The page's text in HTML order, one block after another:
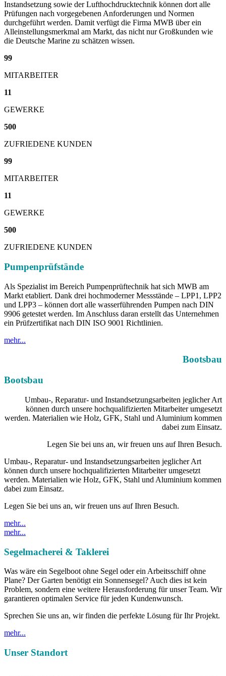
Instandsetzung sowie der Lufthochdrucktechnik können dort alle
Prüfungen nach vorgegebenen Anforderungen und Normen
durchgeführt werden. Damit verfügt die Firma MWB über ein
Alleinstellungsmerkmal am Markt, das nicht nur Großkunden wie
die Deutsche Marine zu schätzen wissen.
99
MITARBEITER
11
GEWERKE
500
ZUFRIEDENE KUNDEN
99
MITARBEITER
11
GEWERKE
500
ZUFRIEDENE KUNDEN
Pumpenprüfstände
Als Spezialist im Bereich Pumpenprüftechnik hat sich MWB am
Markt etabliert. Dank drei hochmoderner Messstände – LPP1, LPP2
und LPP3 – können dort alle wasserführenden Pumpen nach DIN
9906 getestet werden. Im Anschluss daran erstellt das Unternehmen
ein Prüfzertifikat nach DIN ISO 9001 Richtlinien.
mehr...
Bootsbau
Bootsbau
Umbau-, Reparatur- und Instandsetzungsarbeiten jeglicher Art
können durch unsere hochqualifizierten Mitarbeiter umgesetzt
werden. Materialien wie Holz, GFK, Stahl und Aluminium kommen
dabei zum Einsatz.
Legen Sie bei uns an, wir freuen uns auf Ihren Besuch.
Umbau-, Reparatur- und Instandsetzungsarbeiten jeglicher Art
können durch unsere hochqualifizierten Mitarbeiter umgesetzt
werden. Materialien wie Holz, GFK, Stahl und Aluminium kommen
dabei zum Einsatz.
Legen Sie bei uns an, wir freuen uns auf Ihren Besuch.
mehr...
mehr...
Segelmacherei & Taklerei
Was wäre ein Segelboot ohne Segel oder ein Arbeitsschiff ohne
Plane? Der Garten benötigt ein Sonnensegel? Auch dies ist kein
Problem, sondern eine weitere Herausforderung für unser Team. Wir
garantieren optimalen Service für jeden Kundenwunsch.
Sprechen Sie uns an, wir finden die perfekte Lösung für Ihr Projekt.
mehr...
Unser Standort